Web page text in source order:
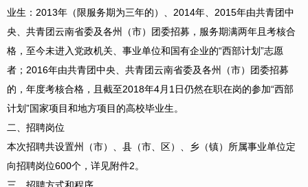
业生：2013年（限服务期为三年的）、2014年、2015年由共青团中
央、共青团云南省委及各州（市）团委招募，服务期满两年且考核合
格，至今未进入党政机关、事业单位和国有企业的“西部计划”志愿
者；2016年由共青团中央、共青团云南省委及各州（市）团委招募
的，年度考核合格，且截至2018年4月1日仍然在职在岗的参加“西部
计划”国家项目和地方项目的高校毕业生。
二、招聘岗位
本次招聘共设置州（市）、县（市、区）、乡（镇）所属事业单位定
向招聘岗位600个，详见附件2。